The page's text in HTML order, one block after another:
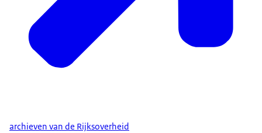
archieven van de Rijksoverheid